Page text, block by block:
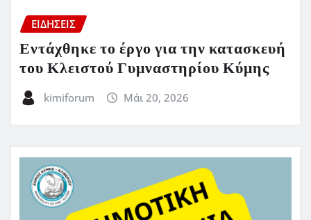
ΕΙΔΗΣΕΙΣ
Εντάχθηκε το έργο για την κατασκευή
του Κλειστού Γυμναστηρίου Κύμης
kimiforum Μάι 20, 2026